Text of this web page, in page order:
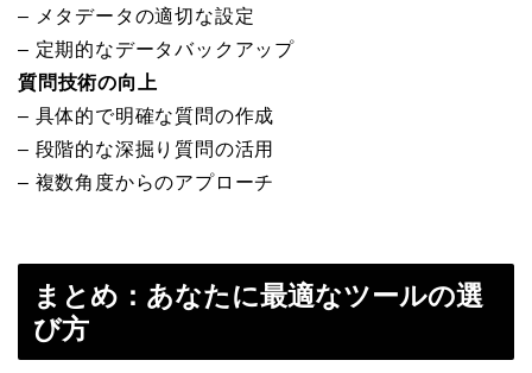
– メタデータの適切な設定
– 定期的なデータバックアップ
質問技術の向上
– 具体的で明確な質問の作成
– 段階的な深掘り質問の活用
– 複数角度からのアプローチ
まとめ：あなたに最適なツールの選
び方